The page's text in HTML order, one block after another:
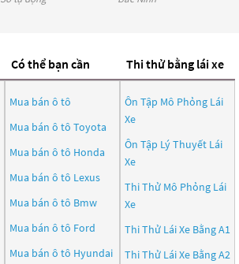
Có thể bạn cần
Mua bán ô tô
Mua bán ô tô Toyota
Mua bán ô tô Honda
Mua bán ô tô Lexus
Mua bán ô tô Bmw
Mua bán ô tô Ford
Mua bán ô tô Hyundai
Thi thử bằng lái xe
Ôn Tập Mô Phỏng Lái
Xe
Ôn Tập Lý Thuyết Lái
Xe
Thi Thử Mô Phỏng Lái
Xe
Thi Thử Lái Xe Bằng A1
Thi Thử Lái Xe Bằng A2